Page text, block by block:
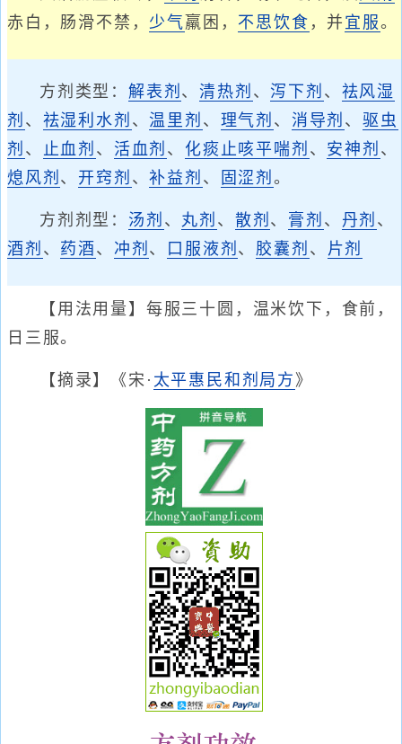
赤白，肠滑不禁，少气羸困， 不思饮食 ，并 宜服。
方剂类型： 解表剂 、清热剂 、 泻下剂 、 祛风湿
剂 、 祛湿利水剂 、温里剂 、 理气剂 、 消导剂 、驱虫
剂 、 止血剂 、 活血剂 、 化痰止咳平喘剂 、 安神剂 、
熄风剂 、 开窍剂 、补益剂 、 固涩剂。
方剂剂型： 汤剂 、 丸剂 、 散剂 、 膏剂 、 丹剂 、
酒剂 、 药酒 、 冲剂 、 口服液剂 、 胶囊剂 、 片剂
【用法用量】每服三十圆，温米饮下，食前，
日三服。
【摘录】《宋· 太平惠民和剂局方 》